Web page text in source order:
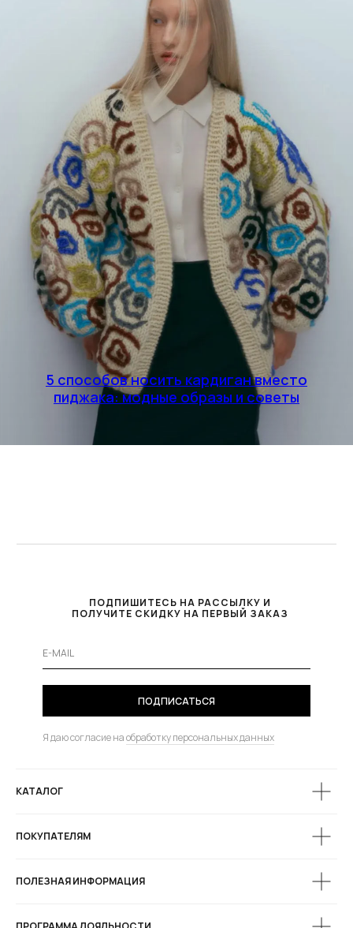
5 способов носить кардиган вместо
пиджака: модные образы и советы
ПОДПИШИТЕСЬ НА РАССЫЛКУ И
ПОЛУЧИТЕ СКИДКУ НА ПЕРВЫЙ ЗАКАЗ
ПОДПИСАТЬСЯ
Я даю согласие наобработку персональных данных
КАТАЛОГ
ПОКУПАТЕЛЯМ
ПОЛЕЗНАЯ ИНФОРМАЦИЯ